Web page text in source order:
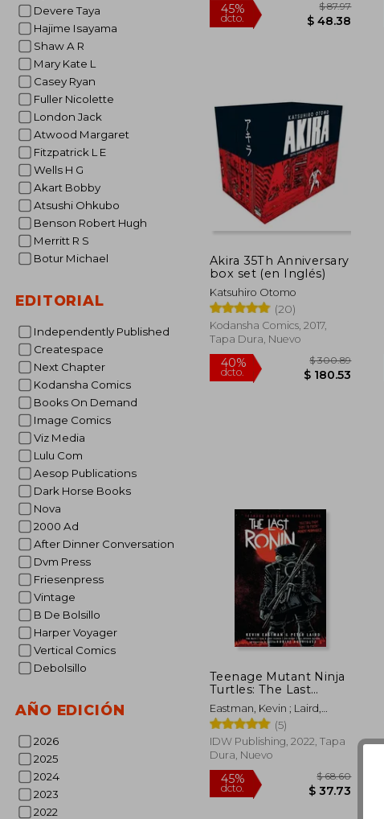
Devere Taya
Hajime Isayama
Shaw A R
Mary Kate L
Casey Ryan
Fuller Nicolette
London Jack
Atwood Margaret
Fitzpatrick L E
Wells H G
Akart Bobby
Atsushi Ohkubo
Benson Robert Hugh
Merritt R S
Botur Michael
EDITORIAL
Independently Published
Createspace
Next Chapter
Kodansha Comics
Books On Demand
Image Comics
Viz Media
Lulu Com
Aesop Publications
Dark Horse Books
Nova
2000 Ad
After Dinner Conversation
Dvm Press
Friesenpress
Vintage
B De Bolsillo
Harper Voyager
Vertical Comics
Debolsillo
AÑO EDICIÓN
2026
2025
2024
2023
2022
45%
dcto. $ 48.38
Akira 35Th Anniversary
box set (en Inglés)
Katsuhiro Otomo
(20)
Kodansha Comics, 2017,
Tapa Dura, Nuevo
40%
dcto.
Teenage Mutant Ninja
Turtles: The Last
Ronin (en Inglés)
Eastman, Kevin ; Laird,
Peter ; Waltz, Tom
(5)
IDW Publishing, 2022, Tapa
Dura, Nuevo